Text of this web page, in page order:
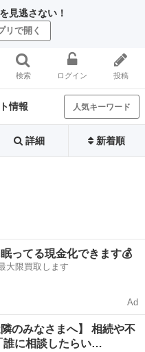
見逃さない！
リで開く
検索 ログイン 投稿
情報 人気キーワード
詳細 新着順
ってる現金化できます💰
大限買取します
Ad
なさまへ】 相続や不
誰に相談したらい…